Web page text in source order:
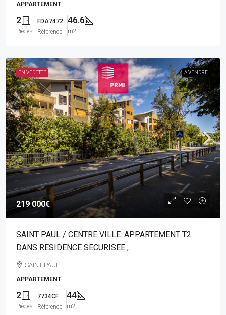
APPARTEMENT
2
Pièces
FDA7472
Référence
46.6
m2
EN VEDETTE A VENDRE
219 000€
SAINT PAUL / CENTRE VILLE: APPARTEMENT T2
DANS RESIDENCE SECURISEE ,
SAINT PAUL
APPARTEMENT
2
Pièces
7734CF
Référence
44
m2